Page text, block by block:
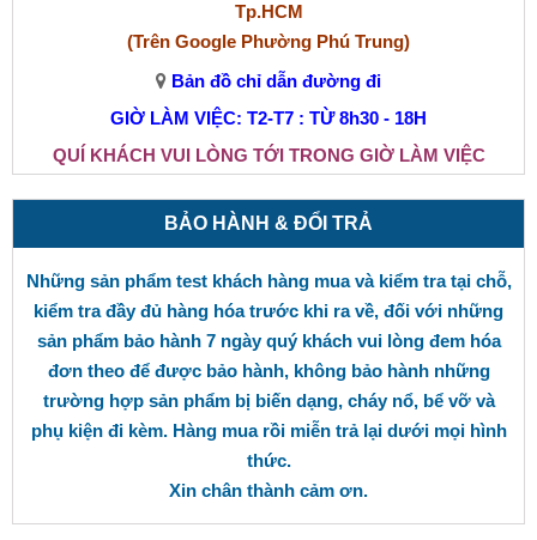
Tp.HCM
(Trên Google Phường Phú Trung)
Bản đồ chỉ dẫn đường đi
GIỜ LÀM VIỆC: T2-T7 : TỪ 8h30 - 18H
QUÍ KHÁCH VUI LÒNG TỚI TRONG GIỜ LÀM VIỆC
BẢO HÀNH & ĐỔI TRẢ
Những sản phẩm test khách hàng mua và kiểm tra tại chỗ,
kiểm tra đầy đủ hàng hóa trước khi ra về, đối với những
sản phẩm bảo hành 7 ngày quý khách vui lòng đem hóa
đơn theo để được bảo hành, không bảo hành những
trường hợp sản phẩm bị biến dạng, cháy nổ, bể vỡ và
phụ kiện đi kèm. Hàng mua rồi miễn trả lại dưới mọi hình
thức.
Xin chân thành cảm ơn.